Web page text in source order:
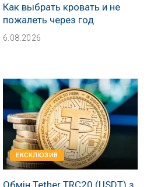
Как выбрать кровать и не
пожалеть через год
6.08.2026
EКСКЛЮЗИВ